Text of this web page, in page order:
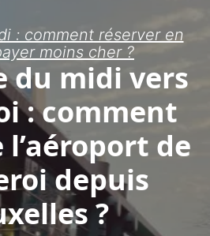
: comment réserver en
moins cher ?
du midi vers
: comment
de
depuis
?